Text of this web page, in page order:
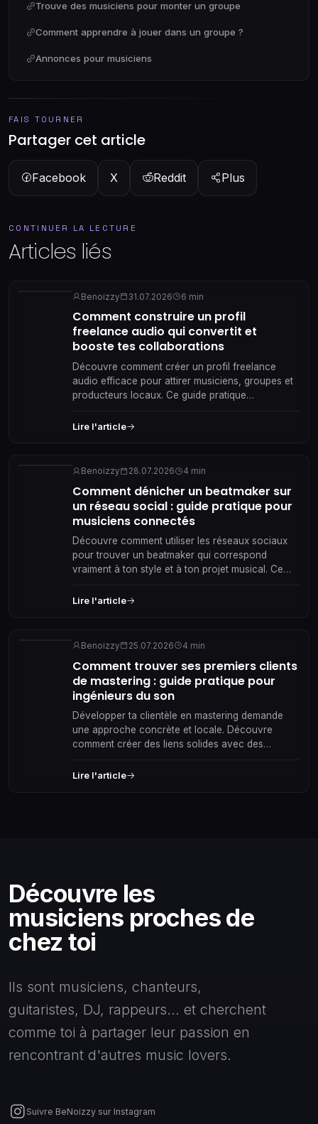
Trouve des musiciens pour monter un groupe
Comment apprendre à jouer dans un groupe ?
Annonces pour musiciens
FAIS TOURNER
Partager cet article
Facebook X Reddit Plus
CONTINUER LA LECTURE
Articles liés
Benoizzy 31.07.2026 6 min
Comment construire un profil
freelance audio qui convertit et
booste tes collaborations
Découvre comment créer un profil freelance
audio efficace pour attirer musiciens, groupes et
producteurs locaux. Ce guide pratique
réelles et durables.
Lire l'article
Benoizzy 28.07.2026 4 min
Comment dénicher un beatmaker sur
un réseau social : guide pratique pour
musiciens connectés
Découvre comment utiliser les réseaux sociaux
pour trouver un beatmaker qui correspond
vraiment à ton style et à ton projet musical. Ce
recherche, le contact et la collaboration, avec
Lire l'article
Benoizzy 25.07.2026 4 min
Comment trouver ses premiers clients
de mastering : guide pratique pour
ingénieurs du son
Développer ta clientèle en mastering demande
une approche concrète et locale. Découvre
comment créer des liens solides avec des
booster tes projets audio.
Lire l'article
Découvre les
musiciens proches de
chez toi
Ils sont musiciens, chanteurs,
guitaristes, DJ, rappeurs... et cherchent
comme toi à partager leur passion en
rencontrant d'autres music lovers.
Suivre BeNoizzy sur Instagram